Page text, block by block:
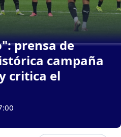
prensa de
campaña
critica el